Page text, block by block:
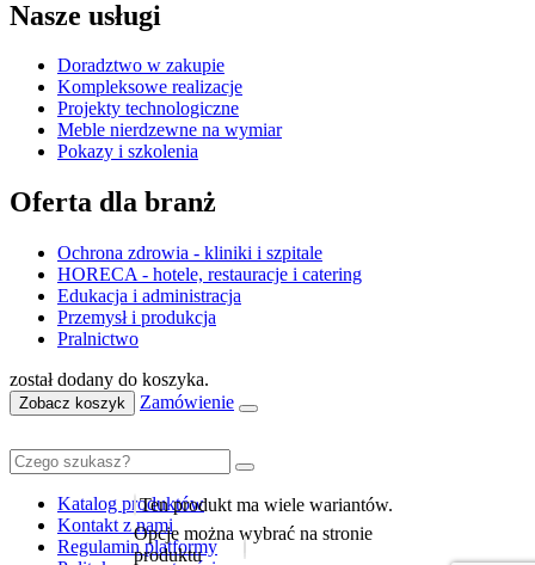
Ten produkt ma wiele wariantów.
Opcje można wybrać na stronie
produktu
Nasze usługi
Doradztwo w zakupie
Kompleksowe realizacje
Projekty technologiczne
Meble nierdzewne na wymiar
Pokazy i szkolenia
Oferta dla branż
Ochrona zdrowia - kliniki i szpitale
HORECA - hotele, restauracje i catering
Edukacja i administracja
Przemysł i produkcja
Pralnictwo
został dodany do koszyka.
Zobacz koszyk Zamówienie
Katalog produktów
Kontakt z nami
Regulamin platformy